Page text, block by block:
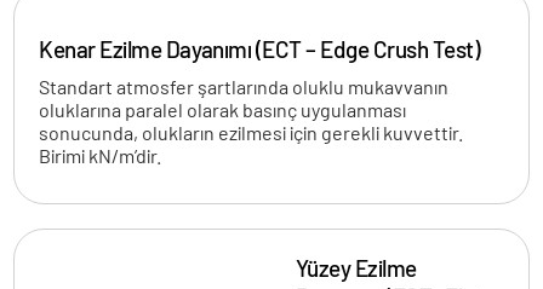
Kenar Ezilme Dayanımı (ECT – Edge Crush Test)
Standart atmosfer şartlarında oluklu mukavvanın
oluklarına paralel olarak basınç uygulanması
sonucunda, olukların ezilmesi için gerekli kuvvettir.
Birimi kN/m’dir.
Yüzey Ezilme